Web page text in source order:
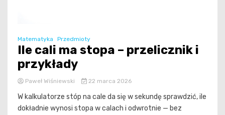
Matematyka Przedmioty
Ile cali ma stopa – przelicznik i
przykłady
Paweł Wiśniewski 22 marca 2026
W kalkulatorze stóp na cale da się w sekundę sprawdzić, ile
dokładnie wynosi stopa w calach i odwrotnie — bez